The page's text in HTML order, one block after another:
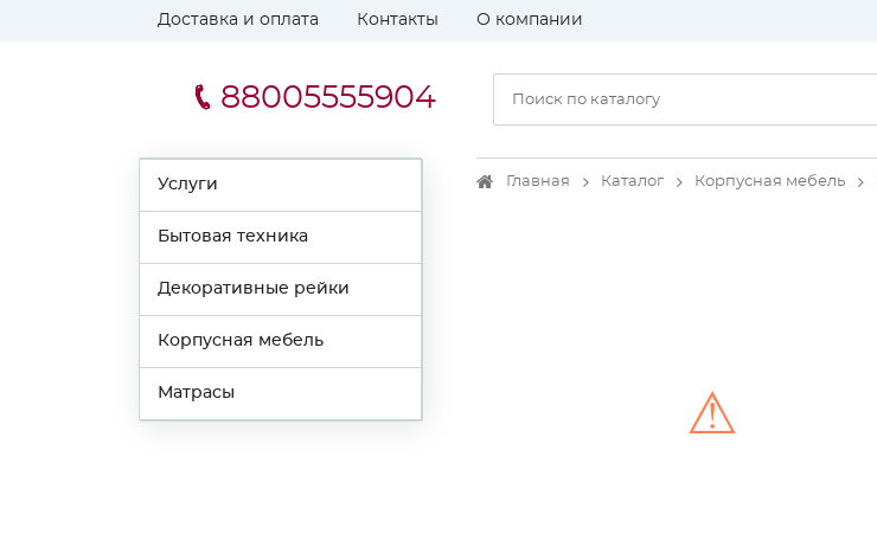
Доставка и оплата Контакты О компании
88005555904
Услуги
Бытовая техника
Декоративные рейки
Корпусная мебель
Матрасы
Главная Каталог Корпусная мебель
⚠